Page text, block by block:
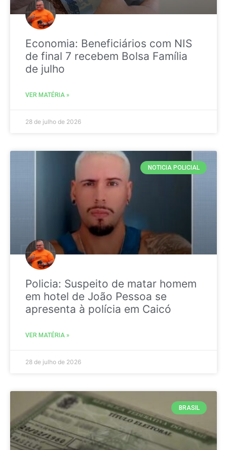
Economia: Beneficiários com NIS
de final 7 recebem Bolsa Família
de julho
VER MATÉRIA »
28 de julho de 2026
NOTICIA POLICIAL
Policia: Suspeito de matar homem
em hotel de João Pessoa se
apresenta à polícia em Caicó
VER MATÉRIA »
28 de julho de 2026
BRASIL